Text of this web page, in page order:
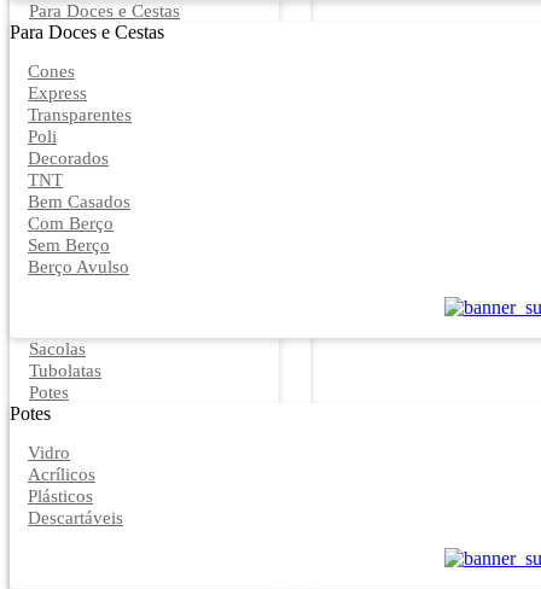
Para Doces e Cestas
Para Doces e Cestas
Cones
Express
Transparentes
Poli
Decorados
TNT
Bem Casados
Com Berço
Sem Berço
Berço Avulso
Sacolas
Tubolatas
Potes
Potes
Vidro
Acrílicos
Plásticos
Descartáveis